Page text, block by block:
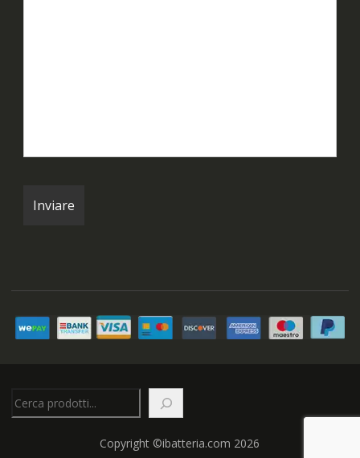
Copyright ©ibatteria.com 2026